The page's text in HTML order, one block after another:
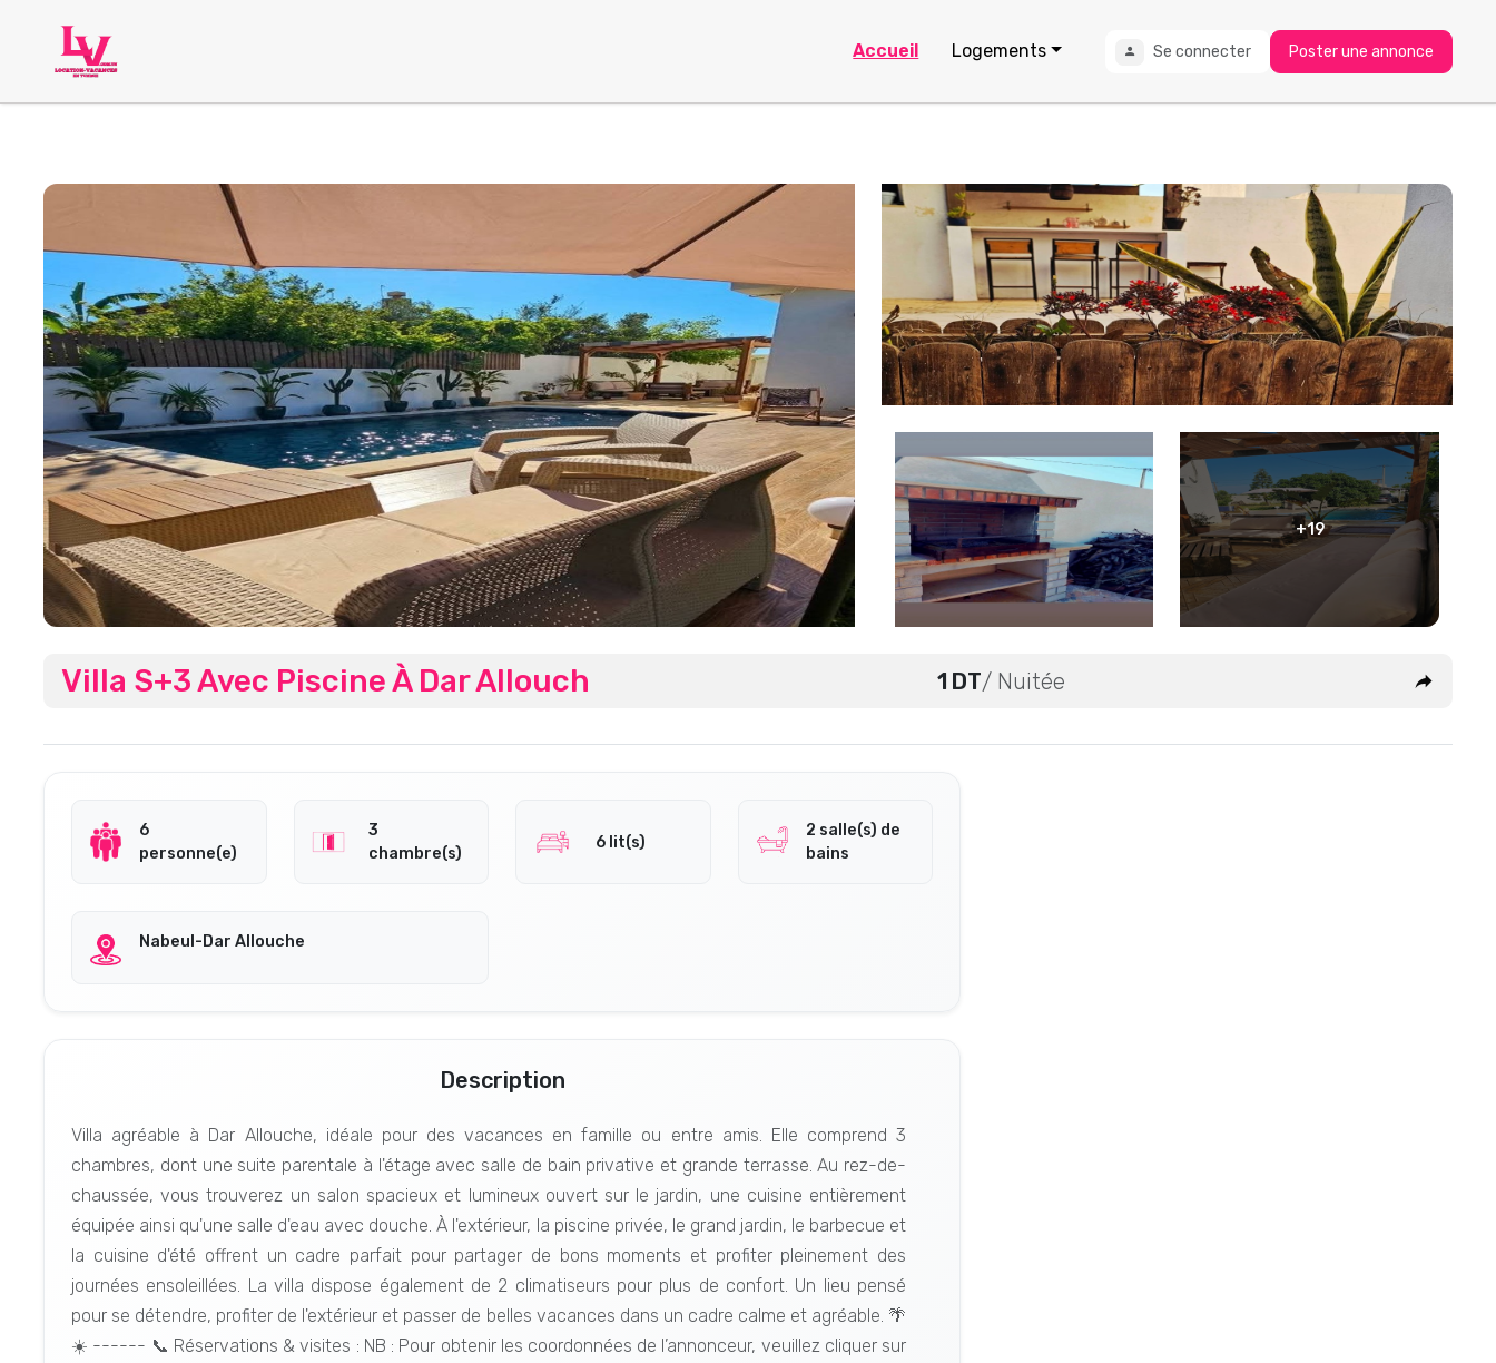
Accueil Logements Se connecter Poster une annonce
+19
Villa S+3 Avec Piscine À Dar Allouch 1 DT/ Nuitée
6
personne(e)
3
chambre(s)
6 lit(s)
2 salle(s) de
bains
Nabeul-Dar Allouche
Description
Villa agréable à Dar Allouche, idéale pour des vacances en famille ou entre amis. Elle comprend 3
chambres, dont une suite parentale à l'étage avec salle de bain privative et grande terrasse. Au rez-de-
chaussée, vous trouverez un salon spacieux et lumineux ouvert sur le jardin, une cuisine entièrement
équipée ainsi qu'une salle d'eau avec douche. À l'extérieur, la piscine privée, le grand jardin, le barbecue et
la cuisine d'été offrent un cadre parfait pour partager de bons moments et profiter pleinement des
journées ensoleillées. La villa dispose également de 2 climatiseurs pour plus de confort. Un lieu pensé
pour se détendre, profiter de l'extérieur et passer de belles vacances dans un cadre calme et agréable. 🌴
☀️ ------ 📞 Réservations & visites : NB : Pour obtenir les coordonnées de l’annonceur, veuillez cliquer sur